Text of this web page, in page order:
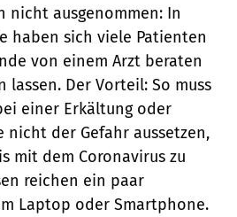
nicht ausgenommen: In
haben sich viele Patienten
von einem Arzt beraten
lassen. Der Vorteil: So muss
einer Erkältung oder
nicht der Gefahr aussetzen,
mit dem Coronavirus zu
reichen ein paar
Laptop oder Smartphone.